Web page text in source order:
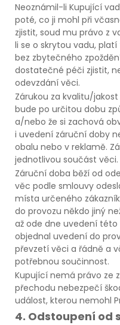
Neoznámil-li Kupující
poté, co ji mohl při
zjistit, soud mu právo z
li se o skrytou vadu,
bez zbytečného
dostatečné péči zjistit,
odevzdání věci.
Zárukou za kvalitu/
bude po určitou dobu
a/nebo že si zachová
i uvedení záruční doby
obalu nebo v reklamě.
jednotlivou součást věci.
Záruční doba běží od
věc podle smlouvy
místa určeného
do provozu někdo jiný
až ode dne uvedení
objednal uvedení do
převzetí věci a řádně a
potřebnou součinnost.
Kupující nemá právo ze
přechodu nebezpečí
událost, kterou nemohl
4. Odstoupení od